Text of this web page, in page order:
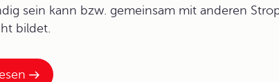
sein kann bzw. gemeinsam mit anderen
bildet.